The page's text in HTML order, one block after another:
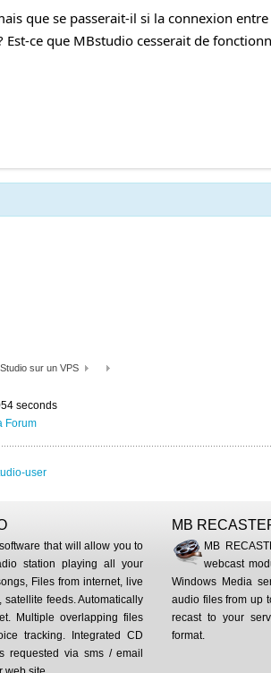
que se passerait-il si la connexion
ce que MBstudio cesserait de
sur un VPS
seconds
Forum
that will allow you to
station playing all your
Files from internet, live
feeds. Automatically
Multiple overlapping files
tracking. Integrated CD
requested via sms / email
MB
MB
webcast
Windows Media
audio files from up
recast to your
format.